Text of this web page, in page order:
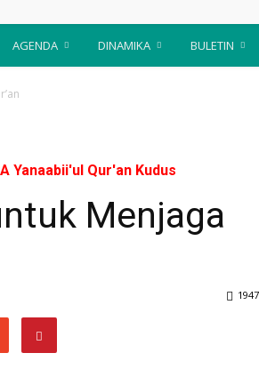
AGENDA DINAMIKA BULETIN
Yanaabii'ul Qur'an Kudus
Menjaga
1947